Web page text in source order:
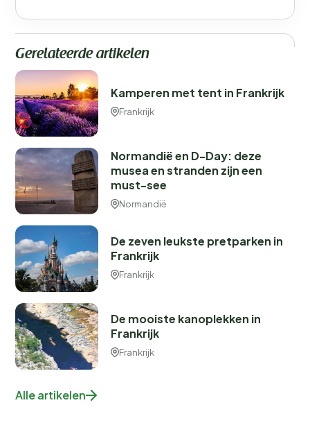
Gerelateerde artikelen
Kamperen met tent in Frankrijk
Frankrijk
Normandië en D-Day: deze
musea en stranden zijn een
must-see
Normandië
De zeven leukste pretparken in
Frankrijk
Frankrijk
De mooiste kanoplekken in
Frankrijk
Frankrijk
Alle artikelen